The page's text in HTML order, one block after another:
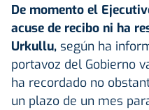
De momento el
acuse de recibo ni ha
Urkullu, según ha
portavoz del Gobierno
ha recordado no
un plazo de un mes